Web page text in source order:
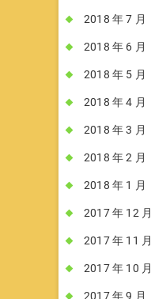
2018 年 7 月
2018 年 6 月
2018 年 5 月
2018 年 4 月
2018 年 3 月
2018 年 2 月
2018 年 1 月
2017 年 12 月
2017 年 11 月
2017 年 10 月
2017 年 9 月